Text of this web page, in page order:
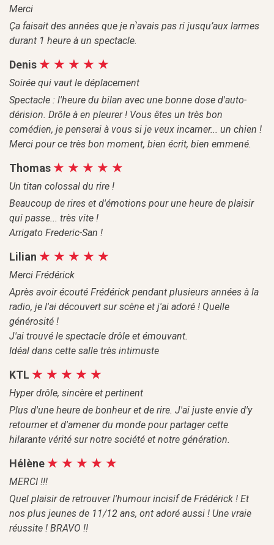
Merci
Ça faisait des années que je n’́avais pas ri jusqu’aux larmes
durant 1 heure à un spectacle.
Denis
Soirée qui vaut le déplacement
Spectacle : l'heure du bilan avec une bonne dose d'auto-
dérision. Drôle à en pleurer ! Vous êtes un très bon
comédien, je penserai à vous si je veux incarner... un chien !
Merci pour ce très bon moment, bien écrit, bien emmené.
Thomas
Un titan colossal du rire !
Beaucoup de rires et d'émotions pour une heure de plaisir
qui passe... très vite !
Arrigato Frederic-San !
Lilian
Merci Frédérick
Après avoir écouté Frédérick pendant plusieurs années à la
radio, je l'ai découvert sur scène et j'ai adoré ! Quelle
générosité !
J'ai trouvé le spectacle drôle et émouvant.
Idéal dans cette salle très intimuste
KTL
Hyper drôle, sincère et pertinent
Plus d'une heure de bonheur et de rire. J'ai juste envie d'y
retourner et d'amener du monde pour partager cette
hilarante vérité sur notre société et notre génération.
Hélène
MERCI !!!
Quel plaisir de retrouver l'humour incisif de Frédérick ! Et
nos plus jeunes de 11/12 ans, ont adoré aussi ! Une vraie
réussite ! BRAVO !!